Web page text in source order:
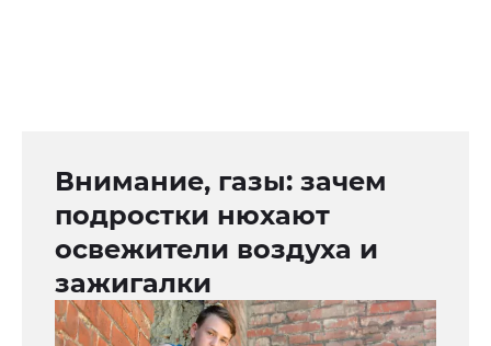
Внимание, газы: зачем
подростки нюхают
освежители воздуха и
зажигалки